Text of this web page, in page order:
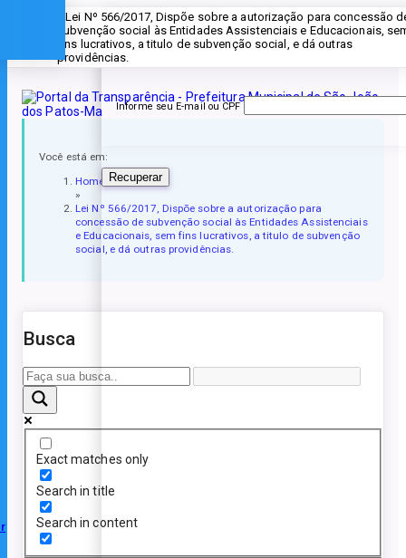
» Lei Nº 566/2017, Dispõe sobre a autorização para concessão
subvenção social às Entidades Assistenciais e Educacionais,
fins lucrativos, a titulo de subvenção social, e dá outras
providências.
Você está em:
Home
»
Lei Nº 566/2017, Dispõe sobre a autorização para
concessão de subvenção social às Entidades Assistenciais
e Educacionais, sem fins lucrativos, a titulo de subvenção
social, e dá outras providências.
Busca
Exact matches only
Search in title
Search in content
Esqueceu a senha?
Informe seu E-mail ou CPF
Recuperar